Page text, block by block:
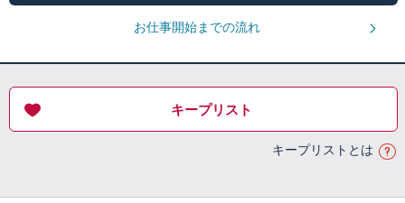
お仕事開始までの流れ
キープリスト
キープリストとは